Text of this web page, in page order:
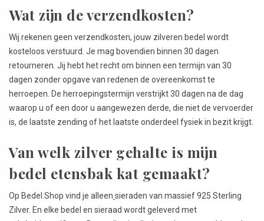
Wat zijn de verzendkosten?
Wij rekenen geen verzendkosten, jouw zilveren bedel wordt
kosteloos verstuurd. Je mag bovendien binnen 30 dagen
retourneren. Jij hebt het recht om binnen een termijn van 30
dagen zonder opgave van redenen de overeenkomst te
herroepen. De herroepingstermijn verstrijkt 30 dagen na de dag
waarop u of een door u aangewezen derde, die niet de vervoerder
is, de laatste zending of het laatste onderdeel fysiek in bezit krijgt.
Van welk zilver gehalte is mijn
bedel etensbak kat gemaakt?
Op Bedel.Shop vind je alleen sieraden van massief 925 Sterling
Zilver. En elke bedel en sieraad wordt geleverd met